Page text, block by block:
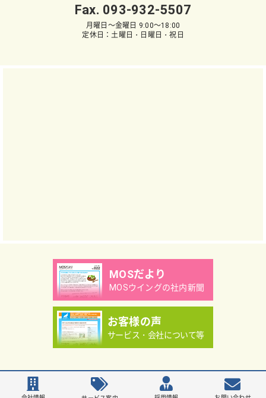
Fax. 093-932-5507
月曜日～金曜日 9:00～18:00
定休日：土曜日・日曜日・祝日
MOSだより
MOSウイングの社内新聞
お客様の声
サービス・会社について等
Copyright（C）MOS WING Co.,Ltd.